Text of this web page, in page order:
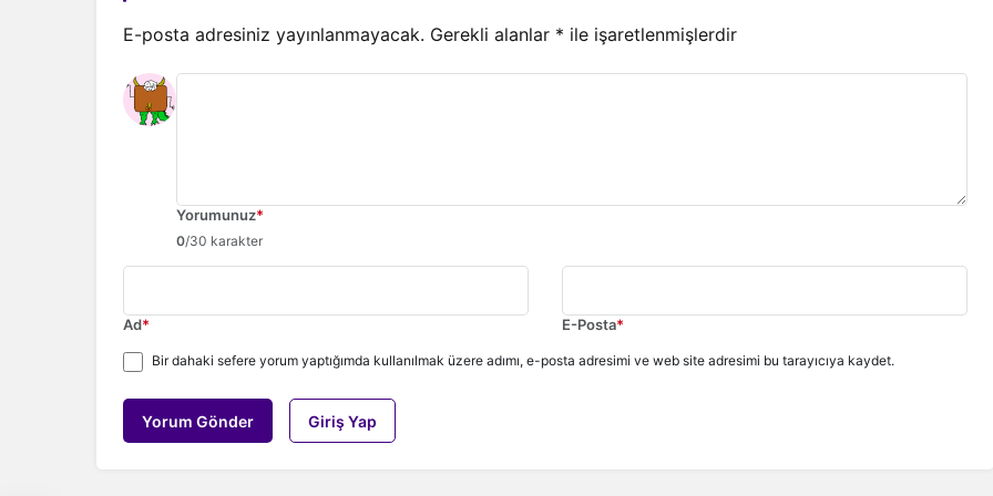
E-posta adresiniz yayınlanmayacak. Gerekli alanlar * ile işaretlenmişlerdir
Yorumunuz*
0/30 karakter
Ad* E-Posta*
Bir dahaki sefere yorum yaptığımda kullanılmak üzere adımı, e-posta adresimi ve web site adresimi bu tarayıcıya kaydet.
Yorum Gönder Giriş Yap